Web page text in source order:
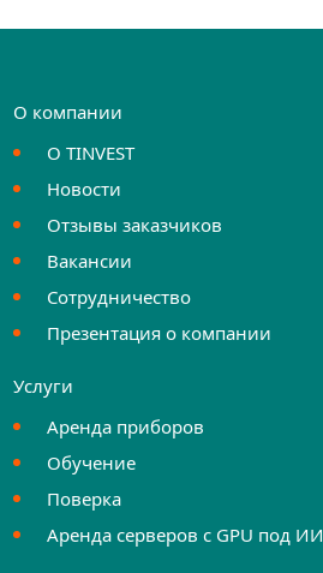
О компании
О TINVEST
Новости
Отзывы заказчиков
Вакансии
Сотрудничество
Презентация о компании
Услуги
Аренда приборов
Обучение
Поверка
Аренда серверов с GPU под ИИ